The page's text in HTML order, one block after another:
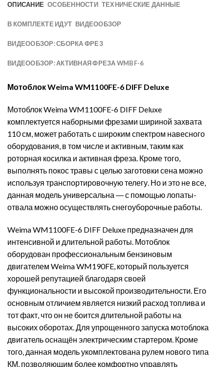
ОПИСАНИЕ ОСОБЕННОСТИ ТЕХНИЧЕСКИЕ ДАННЫЕ
В КОМПЛЕКТЕ ИДУТ ВИДЕООБЗОР
ВИДЕООБЗОР: СБОРКА ФРЕЗ
ВИДЕООБЗОР: АКТИВНАЯ ФРЕЗА WMBF-6
Мотоблок Weima WM1100FE-6 DIFF Deluxe
Мотоблок Weima WM1100FE-6 DIFF Deluxe
комплектуется наборными фрезами шириной захвата
110 см, может работать с широким спектром навесного
оборудования, в том числе и активным, таким как
роторная косилка и активная фреза. Кроме того,
выполнять покос травы с целью заготовки сена можно
используя транспортировочную телегу. Но и это не все,
данная модель универсальна ― с помощью лопаты-
отвала можно осуществлять снегоуборочные работы.
Weima WM1100FE-6 DIFF Deluxe предназначен для
интенсивной и длительной работы. Мотоблок
оборудован профессиональным бензиновым
двигателем Weima WM190FE, который пользуется
хорошей репутацией благодаря своей
функциональности и высокой производительности. Его
основным отличием является низкий расход топлива и
тот факт, что он не боится длительной работы на
высоких оборотах. Для упрощенного запуска мотоблока
двигатель оснащён электрическим стартером. Кроме
того, данная модель укомплектована рулем нового типа
КМ, позволяющим более комфортно управлять